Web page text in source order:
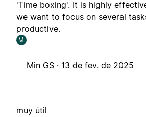
'Time boxing'. It is highly
we want to focus on several
productive.
M
Min GS · 13 de fev. de 2025
muy útil